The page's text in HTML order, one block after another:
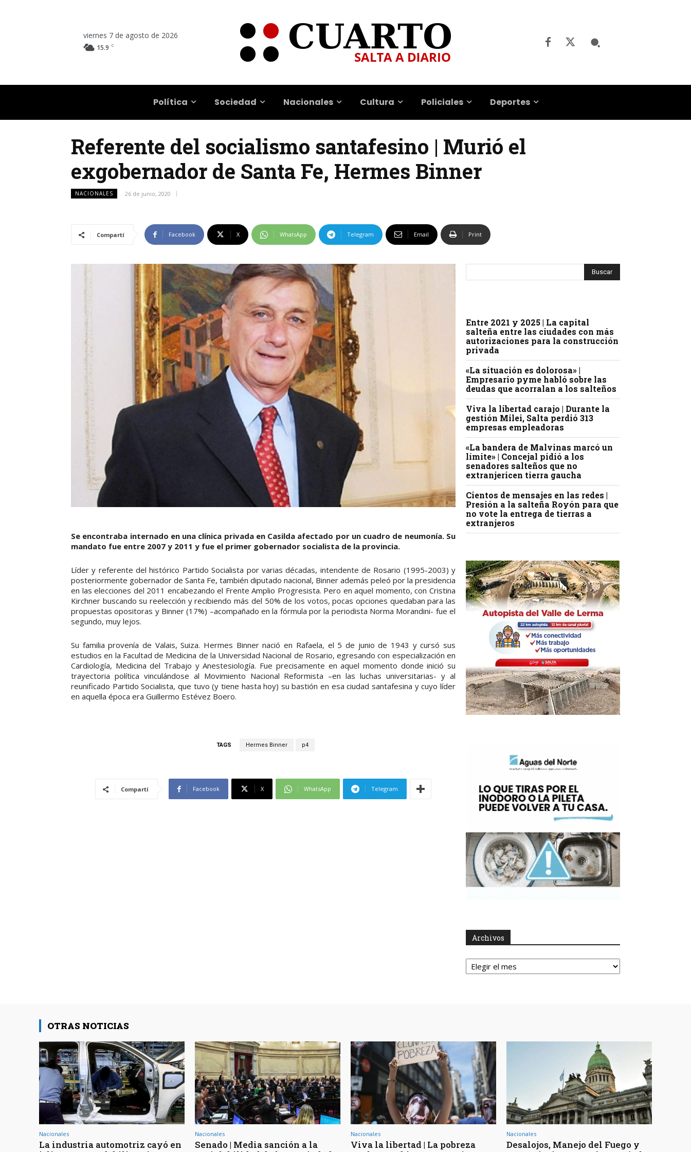
viernes 7 de agosto de 2026
15.9 C
Política Sociedad Nacionales Cultura Policiales Deportes
Referente del socialismo santafesino | Murió el
exgobernador de Santa Fe, Hermes Binner
NACIONALES 26 de junio, 2020
Compartí Facebook X WhatsApp Telegram Email Print
Se encontraba internado en una clínica privada en Casilda afectado por un cuadro de neumonía. Su
mandato fue entre 2007 y 2011 y fue el primer gobernador socialista de la provincia.
Líder y referente del histórico Partido Socialista por varias décadas, intendente de Rosario (1995-2003) y
posteriormente gobernador de Santa Fe, también diputado nacional, Binner además peleó por la presidencia
en las elecciones del 2011 encabezando el Frente Amplio Progresista. Pero en aquel momento, con Cristina
Kirchner buscando su reelección y recibiendo más del 50% de los votos, pocas opciones quedaban para las
propuestas opositoras y Binner (17%) –acompañado en la fórmula por la periodista Norma Morandini- fue el
segundo, muy lejos.
Su familia provenía de Valais, Suiza. Hermes Binner nació en Rafaela, el 5 de junio de 1943 y cursó sus
estudios en la Facultad de Medicina de la Universidad Nacional de Rosario, egresando con especialización en
Cardiología, Medicina del Trabajo y Anestesiología. Fue precisamente en aquel momento donde inició su
trayectoria política vinculándose al Movimiento Nacional Reformista –en las luchas universitarias- y al
reunificado Partido Socialista, que tuvo (y tiene hasta hoy) su bastión en esa ciudad santafesina y cuyo líder
en aquella época era Guillermo Estévez Boero.
TAGS Hermes Binner p4
Compartí Facebook X WhatsApp Telegram
Entre 2021 y 2025 | La capital
salteña entre las ciudades con más
autorizaciones para la construcción
privada
«La situación es dolorosa» |
Empresario pyme habló sobre las
deudas que acorralan a los salteños
Viva la libertad carajo | Durante la
gestión Milei, Salta perdió 313
empresas empleadoras
«La bandera de Malvinas marcó un
límite» | Concejal pidió a los
senadores salteños que no
extranjericen tierra gaucha
Cientos de mensajes en las redes |
Presión a la salteña Royón para que
no vote la entrega de tierras a
extranjeros
Archivos
Archivos
OTRAS NOTICIAS
Nacionales
La industria automotriz cayó en
Nacionales
Senado | Media sanción a la
Nacionales
Viva la libertad | La pobreza
Nacionales
Desalojos, Manejo del Fuego y